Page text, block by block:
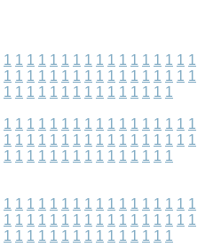
1 1 1 1 1 1 1 1 1 1 1 1 1 1 1 1 1
1 1 1 1 1 1 1 1 1 1 1 1 1 1 1 1 1
1 1 1 1 1 1 1 1 1 1 1 1 1 1 1
1 1 1 1 1 1 1 1 1 1 1 1 1 1 1 1 1
1 1 1 1 1 1 1 1 1 1 1 1 1 1 1 1 1
1 1 1 1 1 1 1 1 1 1 1 1 1 1 1
1 1 1 1 1 1 1 1 1 1 1 1 1 1 1 1 1
1 1 1 1 1 1 1 1 1 1 1 1 1 1 1 1 1
1 1 1 1 1 1 1 1 1 1 1 1 1 1 1